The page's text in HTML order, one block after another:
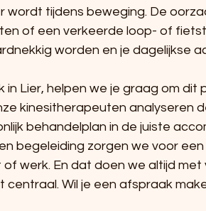
wordt tijdens beweging. De
of een verkeerde loop- of
worden en je dagelijkse
in Lier, helpen we je graag om dit
kinesitherapeuten analyseren
behandelplan in de juiste
begeleiding zorgen we voor
werk. En dat doen we altijd met
Wil je een afspraak